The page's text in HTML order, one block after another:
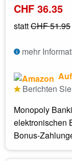
CHF 36.35
stattCHF 51.95
mehr
Berichten
Monopoly
elektronischen
Bonus-